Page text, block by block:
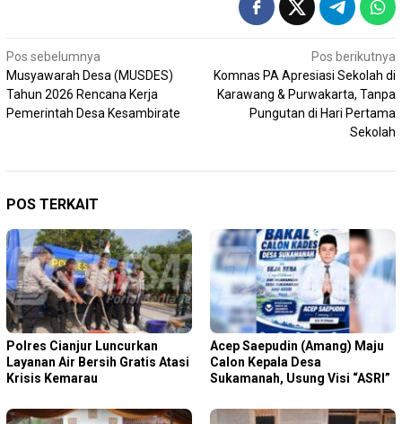
Navigasi
pos
Pos sebelumnya
Musyawarah Desa (MUSDES)
Tahun 2026 Rencana Kerja
Pemerintah Desa Kesambirate
Pos berikutnya
Komnas PA Apresiasi Sekolah di
Karawang & Purwakarta, Tanpa
Pungutan di Hari Pertama
Sekolah
POS TERKAIT
Polres Cianjur Luncurkan
Layanan Air Bersih Gratis Atasi
Krisis Kemarau
Acep Saepudin (Amang) Maju
Calon Kepala Desa
Sukamanah, Usung Visi “ASRI”